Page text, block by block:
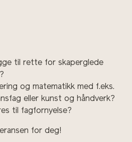
til rette for skaperglede
og matematikk med f.eks.
eller kunst og håndverk?
til fagfornyelse?
for deg!